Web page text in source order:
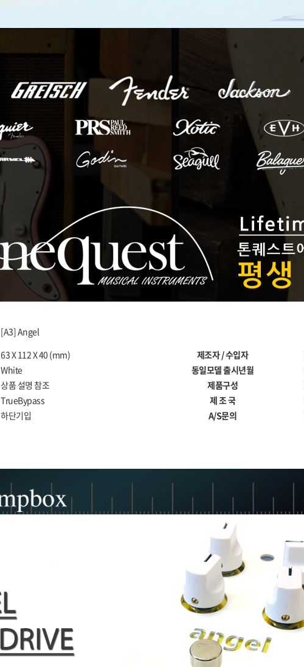
[A3] Angel
63 X 112 X 40 (mm) 제조자 / 수입자
White 동일모델 출시년월
상품 설명 참조 제품구성
TrueBypass 제 조 국
하단기입 A/S문의